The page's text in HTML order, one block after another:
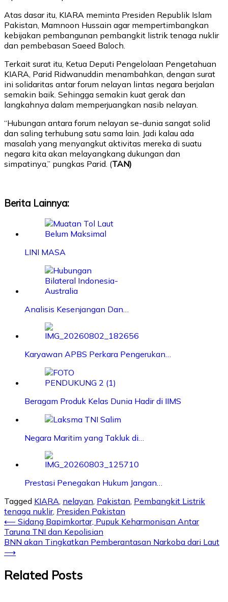
Atas dasar itu, KIARA meminta Presiden Republik Islam
Pakistan, Mamnoon Hussain agar mempertimbangkan
kebijakan pembangunan pembangkit listrik tenaga nuklir
dan pembebasan Saeed Baloch.
Terkait surat itu, Ketua Deputi Pengelolaan Pengetahuan
KIARA, Parid Ridwanuddin menambahkan, dengan surat
ini solidaritas antar forum nelayan lintas negara berjalan
semakin baik. Sehingga semakin kuat gerak dan
langkahnya dalam memperjuangkan nasib nelayan.
“Hubungan antara forum nelayan se-dunia sangat solid
dan saling terhubung satu sama lain. Jadi kalau ada
masalah yang menyangkut aktivitas mereka di suatu
negara kita akan melayangkang dukungan dan
simpatinya,” pungkas Parid. (TAN)
Berita Lainnya:
LINI MASA
Analisis Kesenjangan Dan…
Karyawan APBS Perkara Pengerukan…
Beragam Produk Kelas Dunia Hadir di IIMS
Negara Maritim yang Takluk di…
Prestasi Penegakan Hukum Jangan…
Tagged KIARA, nelayan, Pakistan, Pembangkit Listrik
tenaga nuklir, Presiden Pakistan
Post
navigation
⟵ Sidang Bapimkortar, Pupuk Keharmonisan Antar
Taruna TNI dan Kepolisian
BNN akan Tingkatkan Pemberantasan Narkoba dari Laut
⟶
Related Posts